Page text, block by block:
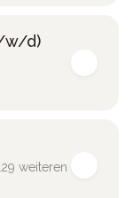
w/d)
weiteren